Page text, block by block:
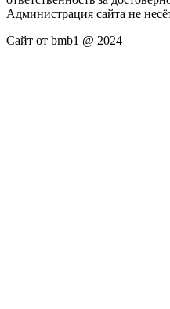
Администрация сайта не
Сайт от bmb1 @ 2024